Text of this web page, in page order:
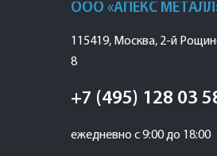
ООО «АПЕКС
115419, Москва, 2-й
8
+7 (495) 128 03
ежедневно с 9:00 до 18:00